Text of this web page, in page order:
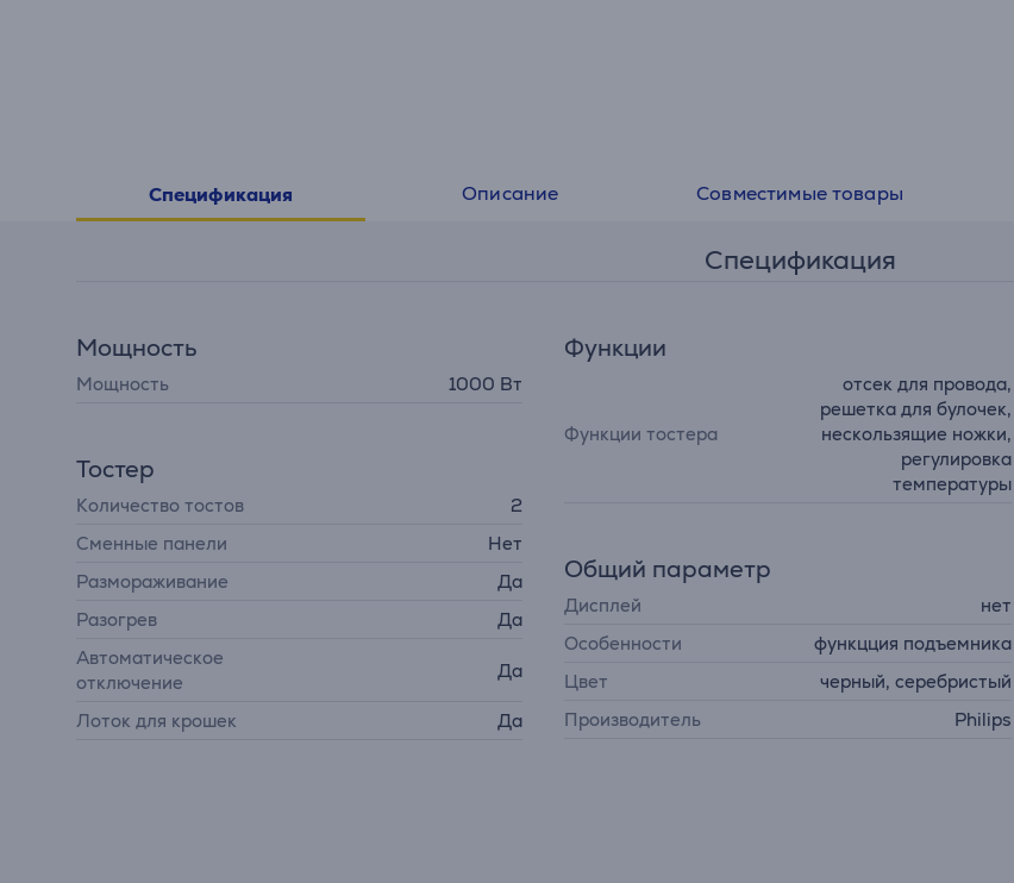
Спецификация Описание Совместимые товары
Спецификация
Мощность
Мощность 1000 Вт
Тостер
Количество тостов
2
Сменные панели
Нет
Размораживание
Да
Разогрев
Да
Автоматическое
отключение
Да
Лоток для крошек Да
Функции
Функции тостера
отсек для провода,
решетка для булочек,
нескользящие ножки,
регулировка
температуры
Общий параметр
Дисплей
нет
Особенности
функцция подъемника
Цвет
черный, серебристый
Производитель
Philips